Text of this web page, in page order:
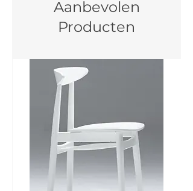
Aanbevolen
Producten